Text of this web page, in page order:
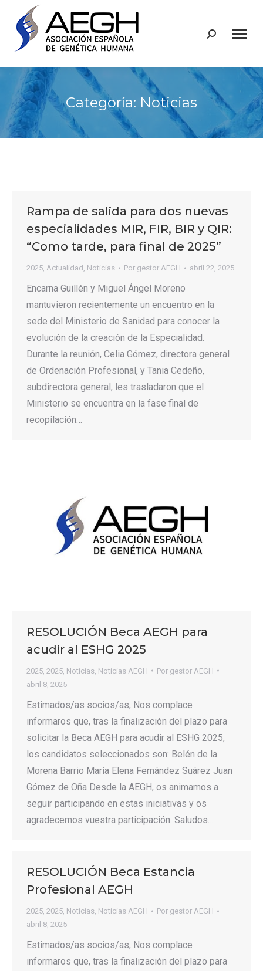
Buscar:
Categoría: Noticias
Rampa de salida para dos nuevas
especialidades MIR, FIR, BIR y QIR:
“Como tarde, para final de 2025”
2025, Actualidad , Noticias Por gestor AEGH abril 22, 2025
Encarna Guillén y Miguel Ángel Moreno
mantuvieron recientemente un encuentro en la
sede del Ministerio de Sanidad para conocer la
evolución de la creación de la Especialidad.
Durante la reunión, Celia Gómez, directora general
de Ordenación Profesional, y Tania Cedeño,
subdirectora general, les trasladaron que el
Ministerio se encuentra en la fase final de
recopilación…
RESOLUCIÓN Beca AEGH para
acudir al ESHG 2025
2025 2025 Noticias Noticias AEGH Por gestor AEGH
abril 8, 2025
Estimados/as socios/as, Nos complace
informaros que, tras la finalización del plazo para
solicitar la Beca AEGH para acudir al ESHG 2025,
los candidatos seleccionados son: Belén de la
Morena Barrio María Elena Fernández Suárez Juan
Gómez de Oña Desde la AEGH, os animamos a
seguir participando en estas iniciativas y os
agradecemos vuestra participación. Saludos…
RESOLUCIÓN Beca Estancia
Profesional AEGH
2025, 2025, Noticias, Noticias AEGH Por gestor AEGH
abril 8, 2025
Estimados/as socios/as, Nos complace
informaros que, tras la finalización del plazo para